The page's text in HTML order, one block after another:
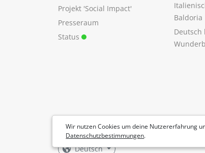
Wir nutzen Cookies um deine Nutzererfahrung
Datenschutzbestimmungen.
Projekt 'Social Impact'
Presseraum
Status
Baldoria
Deutsch